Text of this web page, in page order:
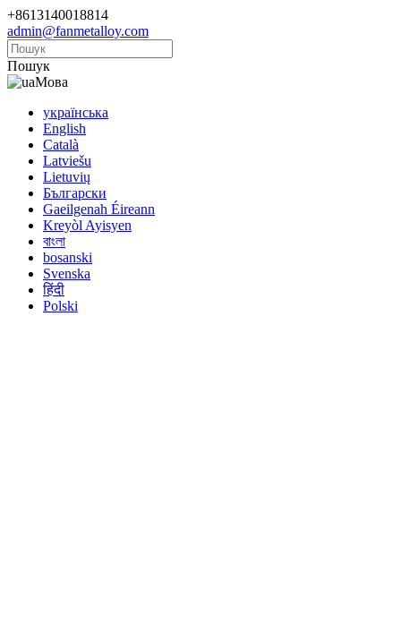
+8613140018814
admin@fanmetalloy.com
Пошук
Мова
українська
English
Català
Latviešu
Lietuvių
Български
Gaeilgenah Éireann
Kreyòl Ayisyen
বাংলা
bosanski
Svenska
हिंदी
Polski